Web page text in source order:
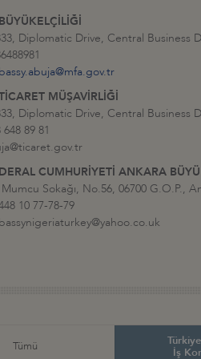
Diplomatic Drive, Central Business
MÜŞAVİRLİĞİ
Diplomatic Drive, Central Business
89 81
CUMHURİYETİ ANKARA
Sokağı, No.56, 06700 G.O.P.,
10 77-78-79
Tümü
İş